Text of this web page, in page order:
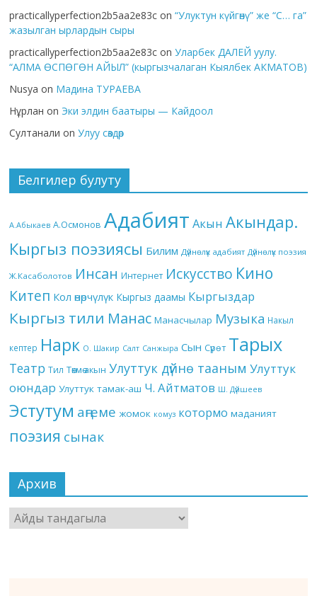
practicallyperfection2b5aa2e83c on“Улуктун күйгөнү” же “С… га”
жазылган ырлардын сыры
practicallyperfection2b5aa2e83c onУларбек ДАЛЕЙ уулу.
“АЛМА ӨСПӨГӨН АЙЫЛ” (кыргызчалаган Кыялбек АКМАТОВ)
Nusya on Мадина ТУРАЕВА
Нұрлан on Эки элдин баатыры — Кайдоол
Султанали onУлуу сөздөр
Белгилер булуту
А.Абыкаев А.Осмонов Адабият Акын Акындар.
Кыргыз поэзиясы Билим Дүйнөлүк адабият Дүйнөлүк поэзия
Ж.Касаболотов Инсан Интернет Искусство Кино
Китеп Кол өнөрчүлүк Кыргыз даамы Кыргыздар
Кыргыз тили Манас Манасчылар Музыка Накыл
кептер Нарк О. Шакир Салт Санжыра Сын Сүрөт Тарых
Театр Тил Төкмө акын Улуттук дүйнө тааным Улуттук
оюндар Улуттук тамак-аш Ч. Айтматов Ш. Дүйшеев
Эстутум аңгеме жомок комуз котормо маданият
поэзия сынак
Архив
Архив